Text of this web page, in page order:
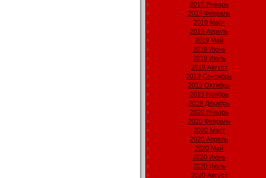
2019 Январь
2019 Февраль
2019 Март
2019 Апрель
2019 Май
2019 Июнь
2019 Июль
2019 Август
2019 Сентябрь
2019 Октябрь
2019 Ноябрь
2019 Декабрь
2020 Январь
2020 Февраль
2020 Март
2020 Апрель
2020 Май
2020 Июнь
2020 Июль
2020 Август